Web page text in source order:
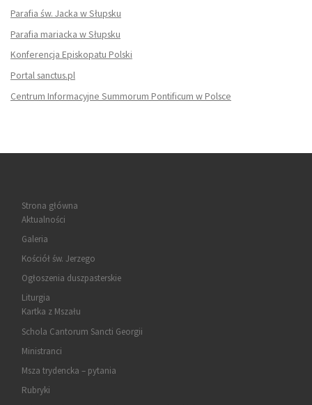
Parafia św. Jacka w Słupsku
Parafia mariacka w Słupsku
Konferencja Episkopatu Polski
Portal sanctus.pl
Centrum Informacyjne Summorum Pontificum w Polsce
Strona główna
Aktualności
Galeria
Kościół św. Jerzego
Ogłoszenia duszpasterskie
Liturgia
Kartka z Mszału
Schola Cantorum Sancti Georgii
Ministranci
Msza trydencka – pytania
Rubryki